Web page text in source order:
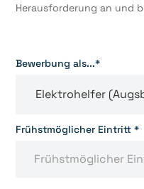
Herausforderung an und
Bewerbung als...*
Frühstmöglicher Eintritt *